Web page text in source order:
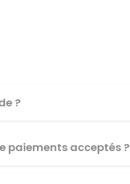
?
paiements acceptés ?